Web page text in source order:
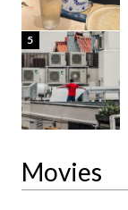
5
Movies